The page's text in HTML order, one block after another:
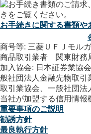
お手続きに関する書類
商号等: 三菱ＵＦＪモル
商品取引業者 関東財務
加入協会: 日本証券業協
般社団法人金融先物取引
取引業協会、一般社団法
当社が加盟する信用情報
重要事項のご説明
勧誘方針
最良執行方針